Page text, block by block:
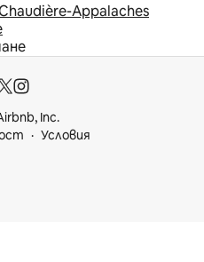
Appalaches
Inc.
Условия